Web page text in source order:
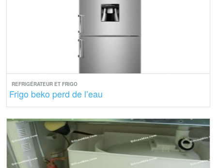
REFRIGÉRATEUR ET FRIGO
Frigo beko perd de l’eau